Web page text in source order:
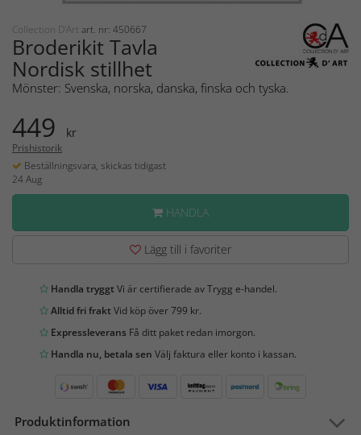
Collection D'Art art. nr: 450667
Broderikit Tavla
Nordisk stillhet
Mönster: Svenska, norska, danska, finska och tyska.
449 kr
Prishistorik
Beställningsvara, skickas tidigast
24 Aug
HANDLA
Lägg till i favoriter
Handla tryggtVi är certifierade av Trygg e-handel.
Alltid fri fraktVid köp över 799 kr.
Expressleverans Få ditt paket redan imorgon.
Handla nu, betala sen Välj faktura eller konto i kassan.
Produktinformation